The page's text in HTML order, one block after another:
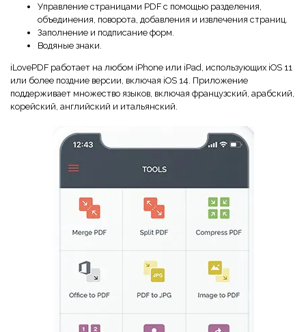
Управление страницами PDF с помощью разделения,
объединения, поворота, добавления и извлечения страниц.
Заполнение и подписание форм.
Водяные знаки.
iLovePDF работает на любом iPhone или iPad, использующих iOS 11
или более поздние версии, включая iOS 14. Приложение
поддерживает множество языков, включая французский, арабский,
корейский, английский и итальянский.